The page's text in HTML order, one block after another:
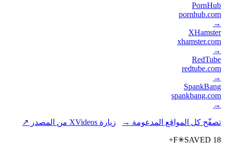
PornHub
pornhub.com
→
XHamster
xhamster.com
→
RedTube
redtube.com
→
SpankBang
spankbang.com
→
تصفّح كل المواقع المدعومة → زيارة XVideos من المصدر ↗
F✳SAVED 18+